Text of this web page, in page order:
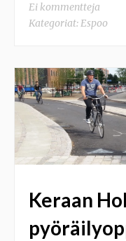
Ei kommentteja
Kategoriat:Espoo
Keraan